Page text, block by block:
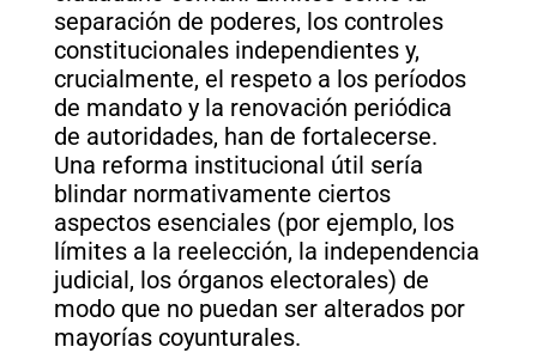
separación de poderes, los controles
constitucionales independientes y,
crucialmente, el respeto a los períodos
de mandato y la renovación periódica
de autoridades, han de fortalecerse.
Una reforma institucional útil sería
blindar normativamente ciertos
aspectos esenciales (por ejemplo, los
límites a la reelección, la independencia
judicial, los órganos electorales) de
modo que no puedan ser alterados por
mayorías coyunturales.